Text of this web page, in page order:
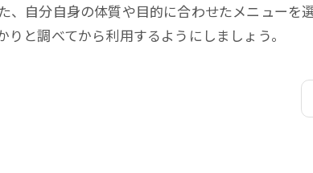
自分自身の体質や目的に合わせたメニューを
と調べてから利用するようにしましょう。